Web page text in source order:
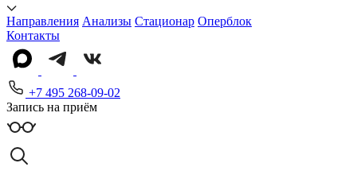
Направления Анализы Стационар Оперблок
Контакты
+7 495 268-09-02
Запись на приём